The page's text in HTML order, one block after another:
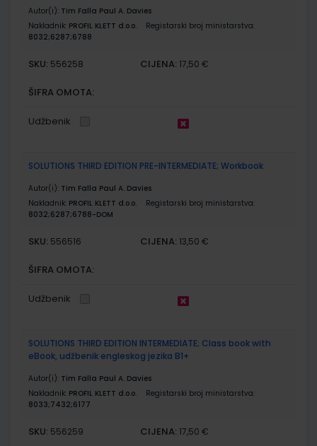
Autor(i): Tim Falla Paul A. Davies
Nakladnik: PROFIL KLETT d.o.o.
Registarski broj ministarstva:
8032;6287;6788
SKU: 556258 CIJENA: 17,50 €
ŠIFRA OMOTA:
Udžbenik
SOLUTIONS THIRD EDITION PRE-INTERMEDIATE; Workbook
Autor(i): Tim Falla Paul A. Davies
Nakladnik: PROFIL KLETT d.o.o.
Registarski broj ministarstva:
8032;6287;6788-DOM
SKU: 556516 CIJENA: 13,50 €
ŠIFRA OMOTA:
Udžbenik
SOLUTIONS THIRD EDITION INTERMEDIATE; Class book with
eBook, udžbenik engleskog jezika B1+
Autor(i): Tim Falla Paul A. Davies
Nakladnik: PROFIL KLETT d.o.o.
Registarski broj ministarstva:
8033;7432;6177
SKU: 556259 CIJENA: 17,50 €